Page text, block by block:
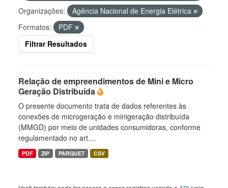
Organizações:
Agência Nacional de Energia Elétrica
Formatos:
PDF
Filtrar Resultados
Relação de empreendimentos de Mini e Micro
Geração Distribuída
O presente documento trata de dados referentes às
conexões de microgeração e minigeração distribuída
(MMGD) por meio de unidades consumidoras, conforme
regulamentado no art....
PDF ZIP PARQUET CSV